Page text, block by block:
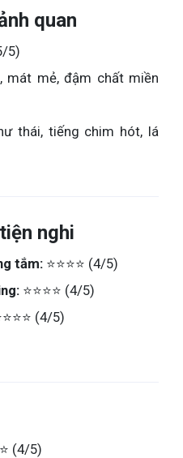
quan
5)
mát mẻ, đậm chất miền
thái, tiếng chim hót, lá
nghi
tắm: ⭐⭐⭐⭐ (4/5)
⭐⭐⭐⭐ (4/5)
(4/5)
(4/5)